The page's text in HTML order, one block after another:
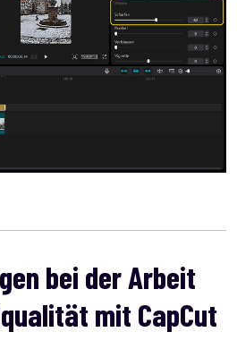
bei der Arbeit
mit CapCut